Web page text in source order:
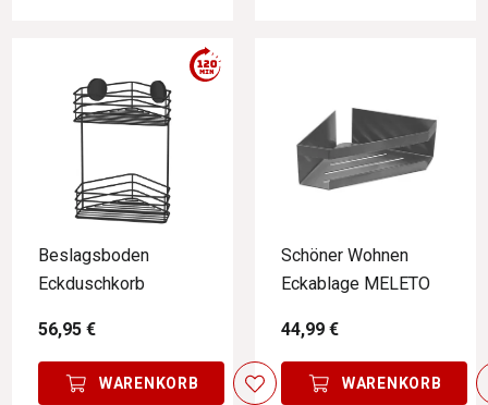
Beslagsboden
Eckduschkorb
56,95 €
WARENKORB
Schöner Wohnen
Eckablage MELETO
44,99 €
WARENKORB